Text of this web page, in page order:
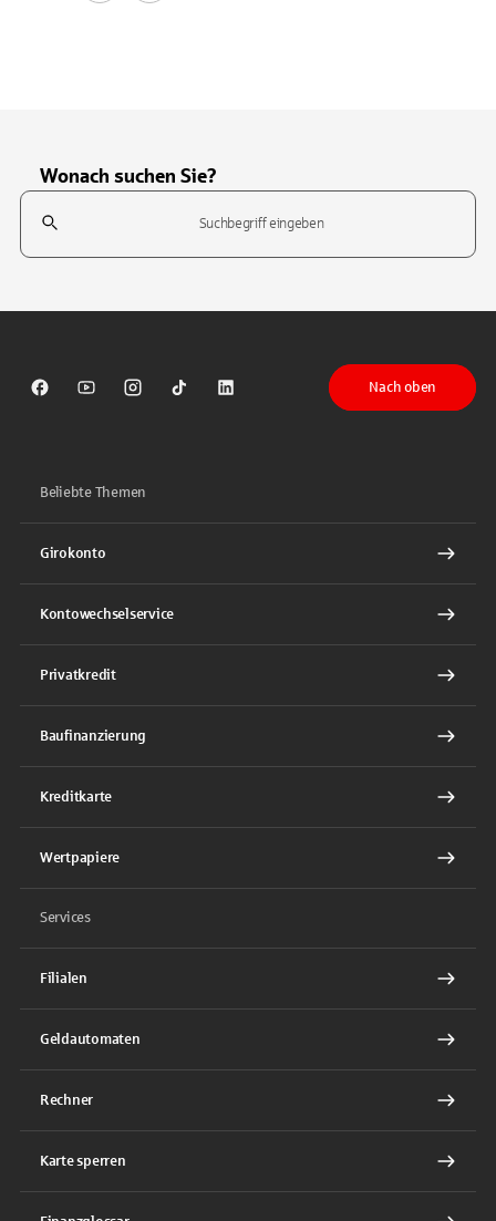
Wonach suchen Sie?
Suchfeld
Sparkasse auf Facebook
Sparkasse auf Youtube
Sparkasse auf Instagram
Sparkasse auf TikTok
Sparkasse auf LinkedIn
Nach oben
Beliebte Themen
Girokonto
Kontowechselservice
Privatkredit
Baufinanzierung
Kreditkarte
Wertpapiere
Services
Filialen
Geldautomaten
Rechner
Karte sperren